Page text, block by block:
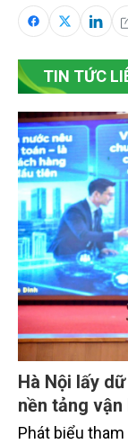
TIN TỨC
Hà Nội lấy
nền tảng
Phát biểu